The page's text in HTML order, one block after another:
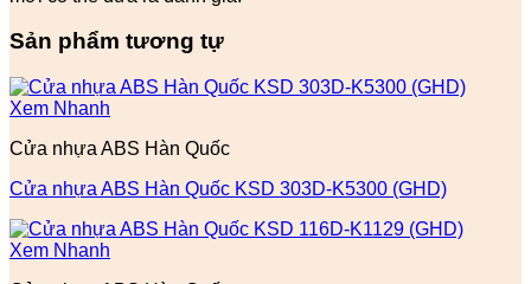
Sản phẩm tương tự
Xem Nhanh
Cửa nhựa ABS Hàn Quốc
Cửa nhựa ABS Hàn Quốc KSD 303D-K5300 (GHD)
Xem Nhanh